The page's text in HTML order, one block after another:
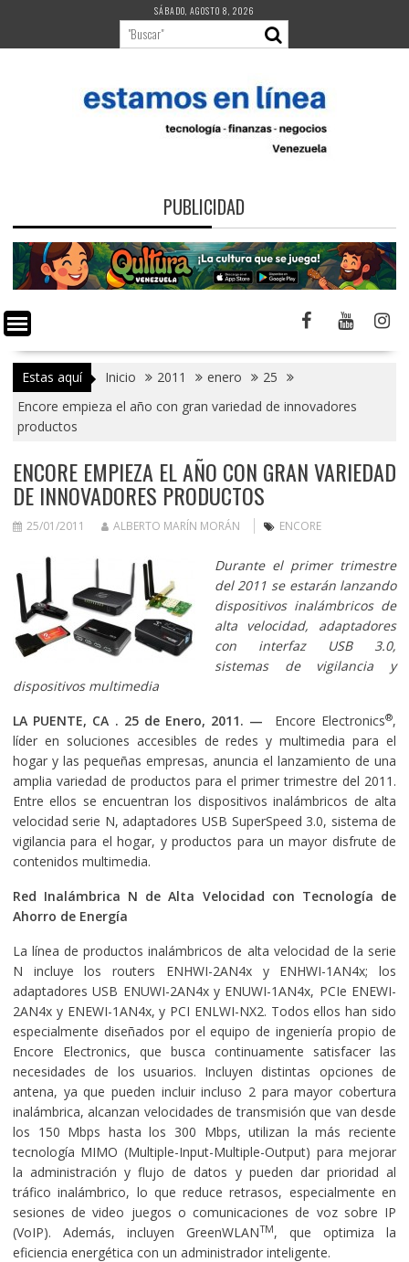
contenido
SÁBADO, AGOSTO 8, 2026
PUBLICIDAD
Estas aquí Inicio 2011 enero
25
Encore empieza el año con gran variedad de innovadores
productos
ENCORE EMPIEZA EL AÑO CON GRAN VARIEDAD
DE INNOVADORES PRODUCTOS
25/01/2011 ALBERTO MARÍN MORÁN ENCORE
Durante el primer trimestre
del 2011 se estarán lanzando
dispositivos inalámbricos de
alta velocidad, adaptadores
con interfaz USB 3.0,
sistemas de vigilancia y
dispositivos multimedia
LA PUENTE, CA . 25de Enero, 2011. — Encore Electronics®,
líder en soluciones accesibles de redes y multimedia para el
hogar y las pequeñas empresas, anuncia el lanzamiento de una
amplia variedad de productos para el primer trimestre del 2011.
Entre ellos se encuentran los dispositivos inalámbricos de alta
velocidad serie N, adaptadores USB SuperSpeed 3.0, sistema de
vigilancia para el hogar, y productos para un mayor disfrute de
contenidos multimedia.
Red Inalámbrica N de Alta Velocidad con Tecnología de
Ahorro de Energía
La línea de productos inalámbricos de alta velocidad de la serie
N incluye los routers ENHWI-2AN4x y ENHWI-1AN4x; los
adaptadores USB ENUWI-2AN4x y ENUWI-1AN4x, PCIe ENEWI-
2AN4x y ENEWI-1AN4x, y PCI ENLWI-NX2. Todos ellos han sido
especialmente diseñados por el equipo de ingeniería propio de
Encore Electronics, que busca continuamente satisfacer las
necesidades de los usuarios. Incluyen distintas opciones de
antena, ya que pueden incluir incluso 2 para mayor cobertura
inalámbrica, alcanzan velocidades de transmisión que van desde
los 150 Mbps hasta los 300 Mbps, utilizan la más reciente
tecnología MIMO (Multiple-Input-Multiple-Output) para mejorar
la administración y flujo de datos y pueden dar prioridad al
tráfico inalámbrico, lo que reduce retrasos, especialmente en
sesiones de video juegos o comunicaciones de voz sobre IP
(VoIP). Además, incluyen GreenWLANTM, que optimiza la
eficiencia energética con un administrador inteligente.